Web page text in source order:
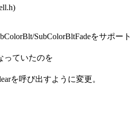
SubColorBltFadeをサポート
っていたのを
を呼び出すように変更。